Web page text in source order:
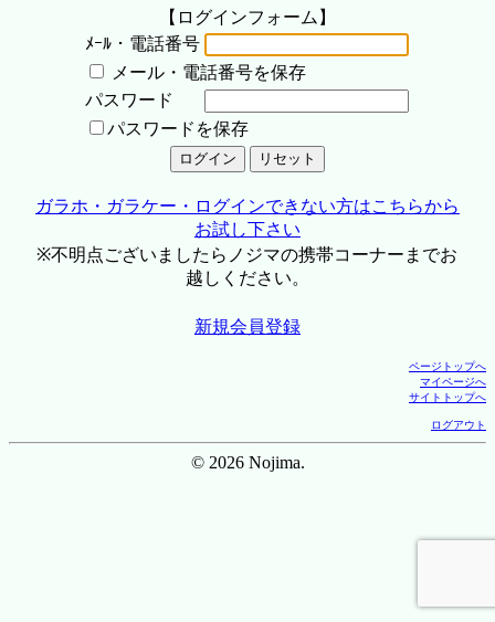
【ログインフォーム】
ﾒｰﾙ・電話番号
メール・電話番号を保存
パスワード
パスワードを保存
ガラホ・ガラケー・ログインできない方はこちらから
お試し下さい
※不明点ございましたらノジマの携帯コーナーまでお
越しください。
新規会員登録
ページトップへ
マイページへ
サイトトップへ
ログアウト
© 2026 Nojima.